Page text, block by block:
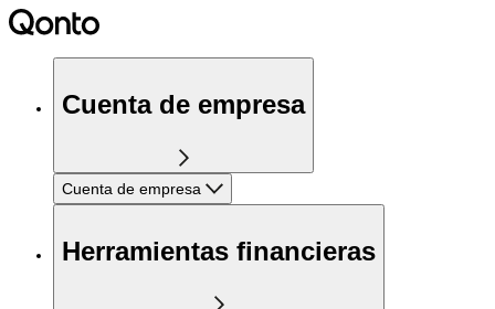
Cuenta de empresa
Cuenta de empresa
Herramientas financieras